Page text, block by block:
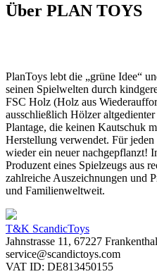
Über PLAN TOYS
PlanToys lebt die „grüne Idee“
seinen Spielwelten durch
FSC Holz (Holz aus
ausschließlich Hölzer
Plantage, die keinen Kautschuk
Herstellung verwendet. Für
wieder ein neuer nachgepflanzt!
Produzent eines Spielzeugs aus
zahlreiche Auszeichnungen und
und Familienweltweit.
T&K ScandicToys
Jahnstrasse 11, 67227
service@scandictoys.com
VAT ID: DE813450155